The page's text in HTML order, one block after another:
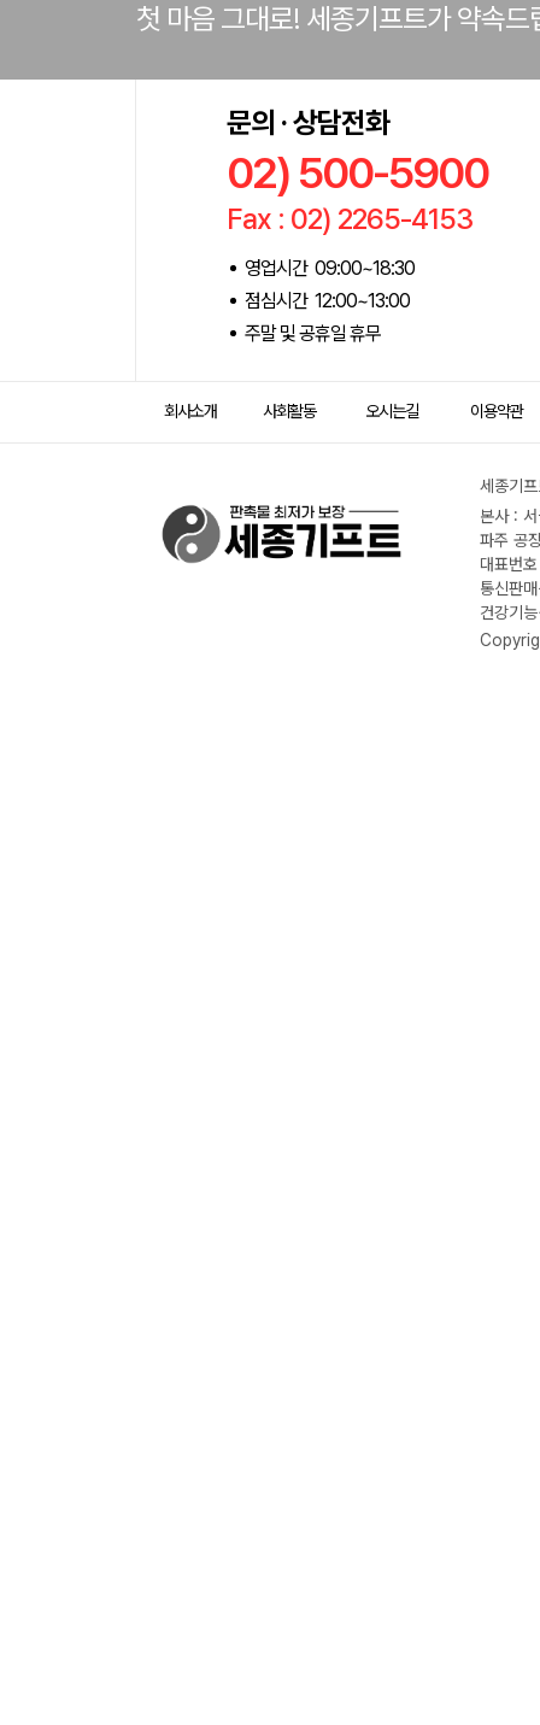
첫 마음 그대로! 세종기프트가 약속드
문의 · 상담전화
02) 500-5900
Fax : 02) 2265-4153
영업시간 09:00~18:30
점심시간 12:00~13:00
주말 및 공휴일 휴무
회사소개 사회활동 오시는길 이용약관
세종기
본사 :
파주 공
대표번
통신판
건강기